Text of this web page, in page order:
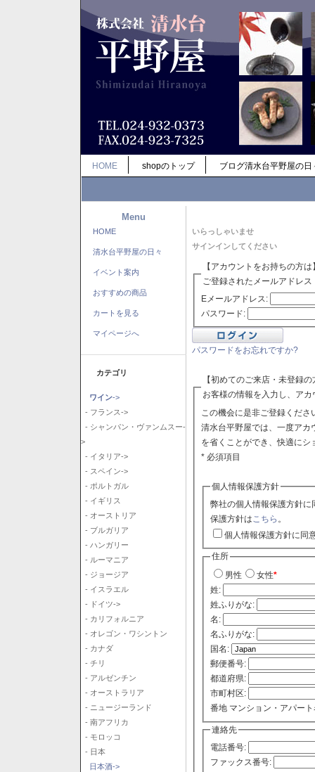
HOME shopのトップ ブログ清水台平野屋の日
Menu
HOME
清水台平野屋の日々
イベント案内
おすすめの商品
カートを見る
マイページへ
カテゴリ
ワイン->
- フランス->
- シャンパン・ヴァンムスー-
>
- イタリア->
- スペイン->
- ポルトガル
- イギリス
- オーストリア
- ブルガリア
- ハンガリー
- ルーマニア
- ジョージア
- イスラエル
- ドイツ->
- カリフォルニア
- オレゴン・ワシントン
- カナダ
- チリ
- アルゼンチン
- オーストラリア
- ニュージーランド
- 南アフリカ
- モロッコ
- 日本
日本酒->
いらっしゃいませ
サインインしてください
【アカウントをお持ちの方は
ご登録されたメールアドレ
Eメールアドレス:
パスワード:
パスワードをお忘れですか?
【初めてのご来店・未登録の
お客様の情報を入力し、ア
この機会に是非ご登録くださ
清水台平野屋では、一度アカ
を省くことができ、快適に
* 必須項目
個人情報保護方針
弊社の個人情報保護方針
保護方針は こちら 。
個人情報保護方針に同
住所
男性
女性*
姓:
姓ふりがな:
名:
名ふりがな:
国名:
郵便番号:
都道府県:
市町村区:
番地 マンション・アパート
連絡先
電話番号:
ファックス番号: